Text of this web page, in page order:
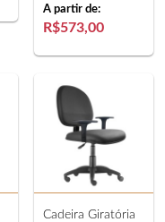
A partir de:
R$573,00
Cadeira Giratória